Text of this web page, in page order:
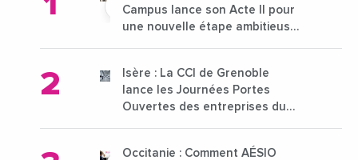
Campus lance son Acte II pour
une nouvelle étape ambitieuse
Isère : La CCI de Grenoble
lance les Journées Portes
Ouvertes des entreprises du
Occitanie : Comment AÉSIO